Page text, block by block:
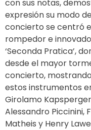
con sus notas,
expresión su modo
concierto se centró
rompedor e
‘Seconda Pratica’,
desde el mayor
concierto,
estos instrumentos
Girolamo
Alessandro Piccinini,
Matheis y Henry